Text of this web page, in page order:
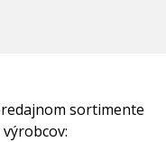
sortimente